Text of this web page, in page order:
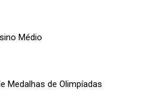
Médio
Medalhas de Olimpíadas